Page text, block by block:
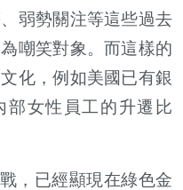
弱勢關注等這些過去
嘲笑對象。而這樣的
化，例如美國已有銀
部女性員工的升遷比
，已經顯現在綠色金